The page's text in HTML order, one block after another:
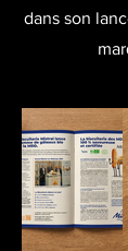
dans son